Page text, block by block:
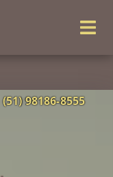
(51) 98186-8555